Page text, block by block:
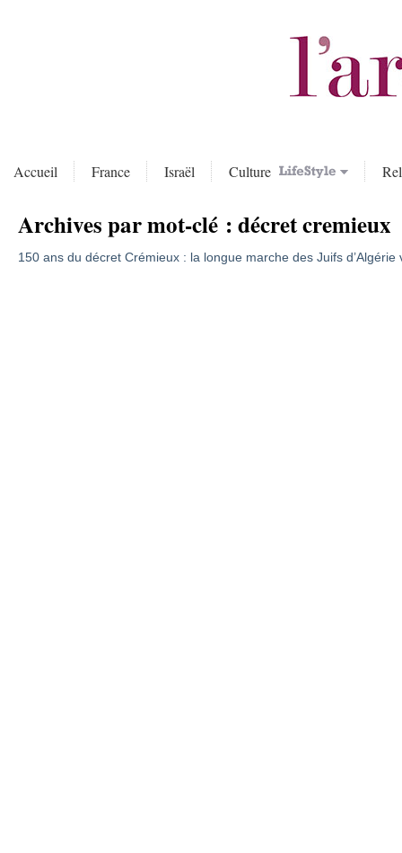
Accueil France Israël Culture
Archives par mot-clé :décret cremieux
150 ans du décret Crémieux : la longue marche des Juifs d’Algérie